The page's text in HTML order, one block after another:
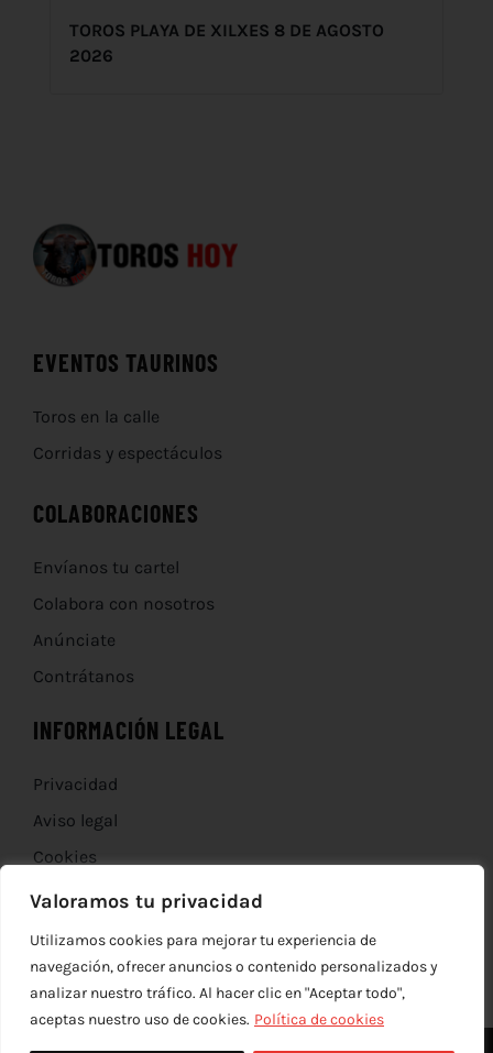
Valoramos tu privacidad
Utilizamos cookies para mejorar tu experiencia de
navegación, ofrecer anuncios o contenido personalizados y
analizar nuestro tráfico. Al hacer clic en "Aceptar todo",
aceptas nuestro uso de cookies. Política de cookies
TOROS PLAYA DE XILXES 8 DE AGOSTO
2026
EVENTOS TAURINOS
Toros en la calle
Corridas y espectáculos
COLABORACIONES
Envíanos tu cartel
Colabora con nosotros
Anúnciate
Contrátanos
INFORMACIÓN LEGAL
Privacidad
Aviso legal
Cookies
Devoluciones